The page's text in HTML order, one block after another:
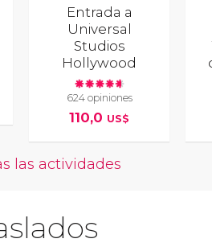
Entrada a
Universal
Studios
Hollywood
624 opiniones
110,0 US$
las actividades